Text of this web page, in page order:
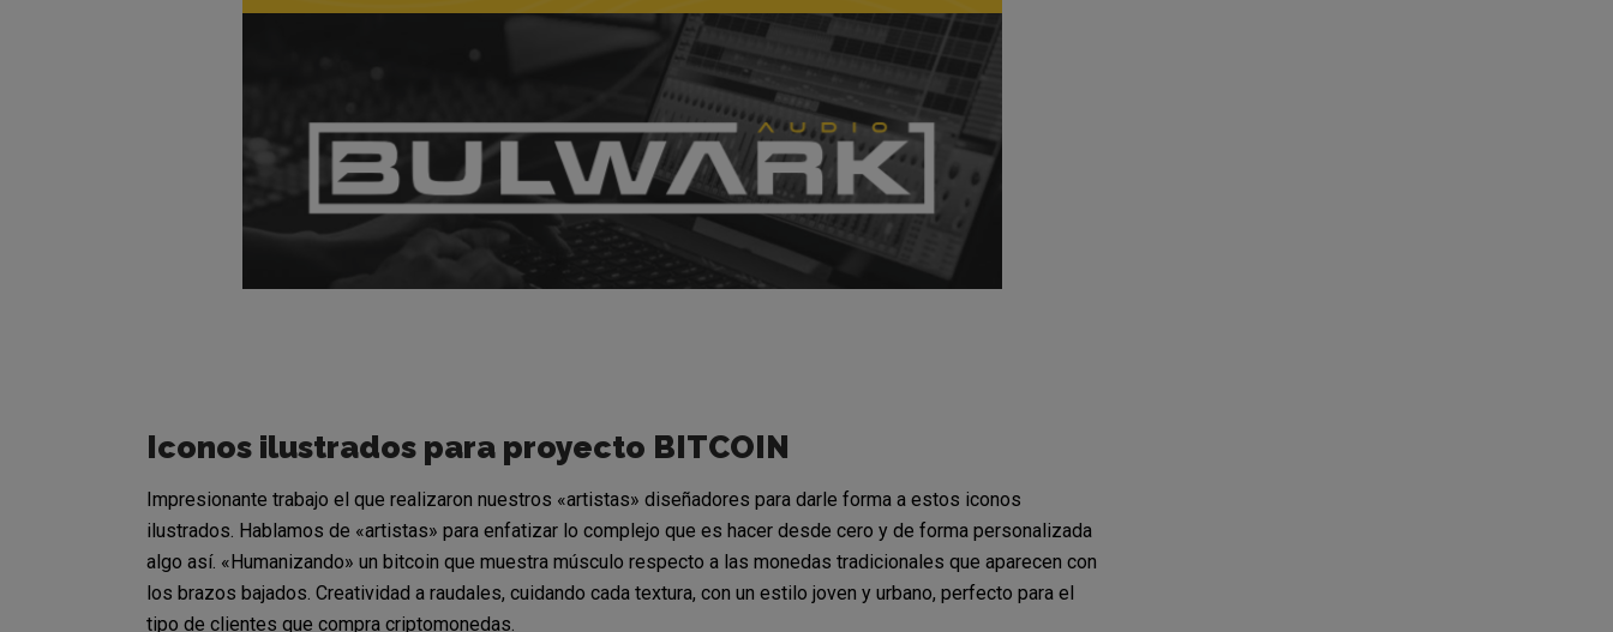
Iconos ilustrados para proyecto BITCOIN
Impresionante trabajo el que realizaron nuestros «artistas» diseñadores para darle forma a estos iconos
ilustrados. Hablamos de «artistas» para enfatizar lo complejo que es hacer desde cero y de forma personalizada
algo así. «Humanizando» un bitcoin que muestra músculo respecto a las monedas tradicionales que aparecen con
los brazos bajados. Creatividad a raudales, cuidando cada textura, con un estilo joven y urbano, perfecto para el
tipo de clientes que compra criptomonedas.